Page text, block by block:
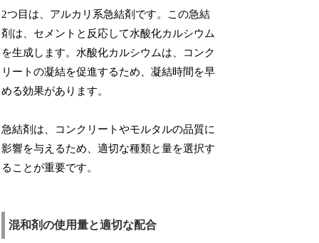
2つ目は、アルカリ系急結剤です。この急結
剤は、セメントと反応して水酸化カルシウム
を生成します。水酸化カルシウムは、コンク
リートの凝結を促進するため、凝結時間を早
める効果があります。
急結剤は、コンクリートやモルタルの品質に
影響を与えるため、適切な種類と量を選択す
ることが重要です。
混和剤の使用量と適切な配合